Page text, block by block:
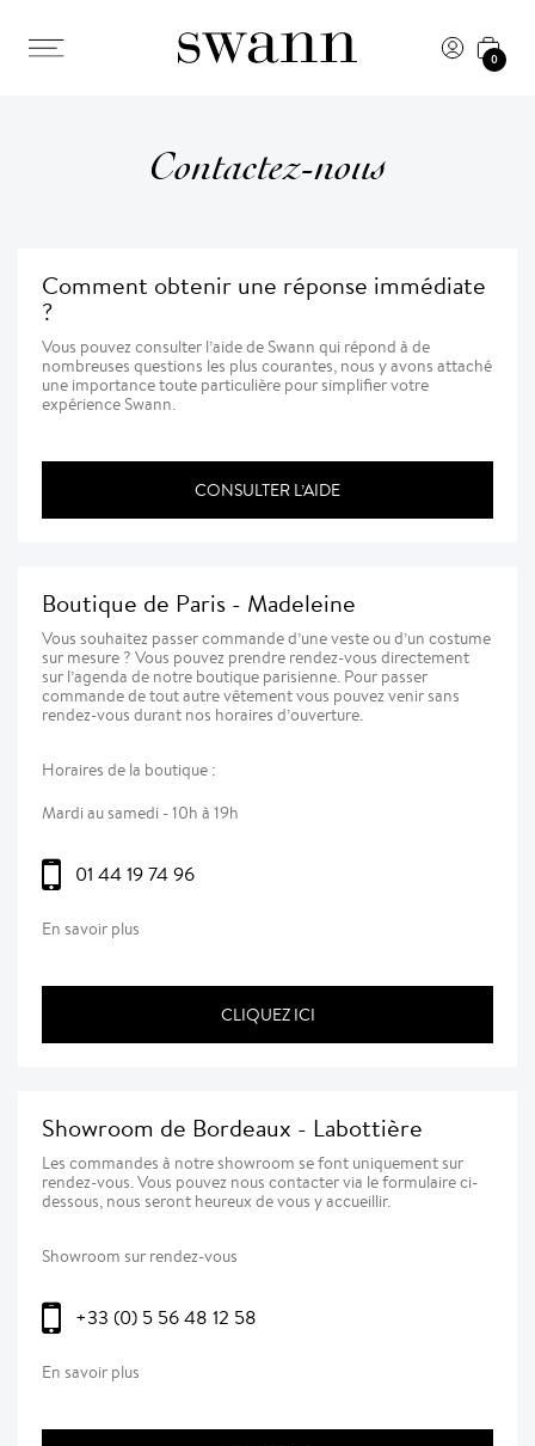
0
Contactez-nous
Comment obtenir une réponse immédiate
?
Vous pouvez consulter l’aide de Swann qui répond à de
nombreuses questions les plus courantes, nous y avons attaché
une importance toute particulière pour simplifier votre
expérience Swann.
CONSULTER L’AIDE
Boutique de Paris - Madeleine
Vous souhaitez passer commande d’une veste ou d’un costume
sur mesure ? Vous pouvez prendre rendez-vous directement
sur l’agenda de notre boutique parisienne. Pour passer
commande de tout autre vêtement vous pouvez venir sans
rendez-vous durant nos horaires d’ouverture.
Horaires de la boutique :
Mardi au samedi - 10h à 19h
01 44 19 74 96
En savoir plus
CLIQUEZ ICI
Showroom de Bordeaux - Labottière
Les commandes à notre showroom se font uniquement sur
rendez-vous. Vous pouvez nous contacter via le formulaire ci-
dessous, nous seront heureux de vous y accueillir.
Showroom sur rendez-vous
+33 (0) 5 56 48 12 58
En savoir plus